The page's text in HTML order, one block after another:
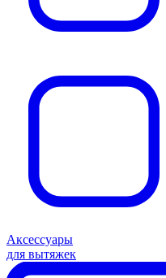
Аксессуары
для вытяжек